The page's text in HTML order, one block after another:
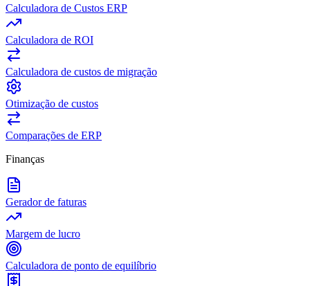
Calculadora de Custos ERP
Calculadora de ROI
Calculadora de custos de migração
Otimização de custos
Comparações de ERP
Finanças
Gerador de faturas
Margem de lucro
Calculadora de ponto de equilíbrio